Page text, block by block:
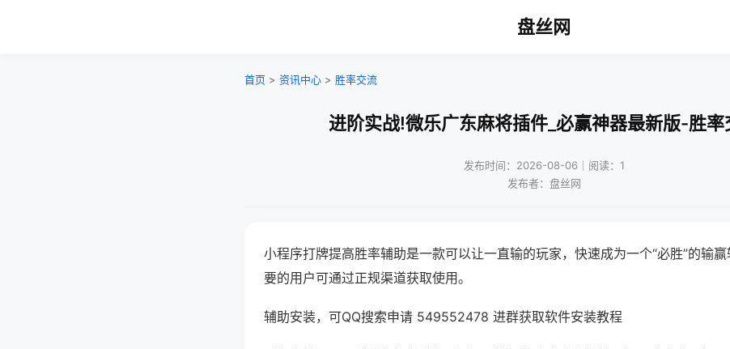
盘丝网
首页 > 资讯中心 > 胜率交流
进阶实战!微乐广东麻将插件_必赢神器最新版-胜率
发布时间：2026-08-06｜阅读：1
发布者：盘丝网
小程序打牌提高胜率辅助是一款可以让一直输的玩家，快速成为一个“必胜”的输
要的用户可通过正规渠道获取使用。
辅助安装，可QQ搜索申请 549552478 进群获取软件安装教程